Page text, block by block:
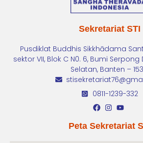
Sekretariat STI
Pusdiklat Buddhis Sikkhādama
sektor VII, Blok C N0. 6, Bumi
Selatan, Banten –
0811-1239-332
Peta Sekretariat